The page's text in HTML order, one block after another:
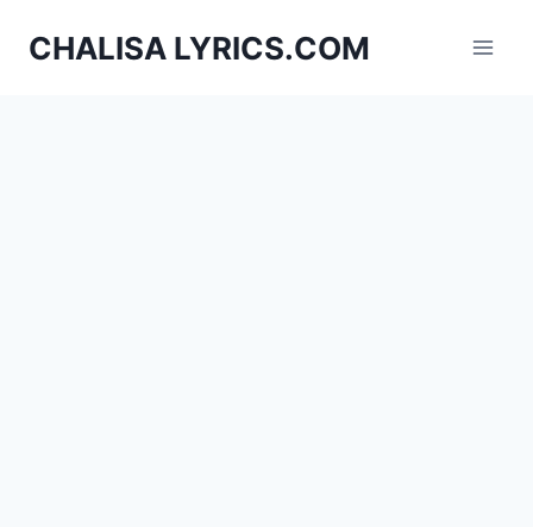
CHALISA LYRICS.COM